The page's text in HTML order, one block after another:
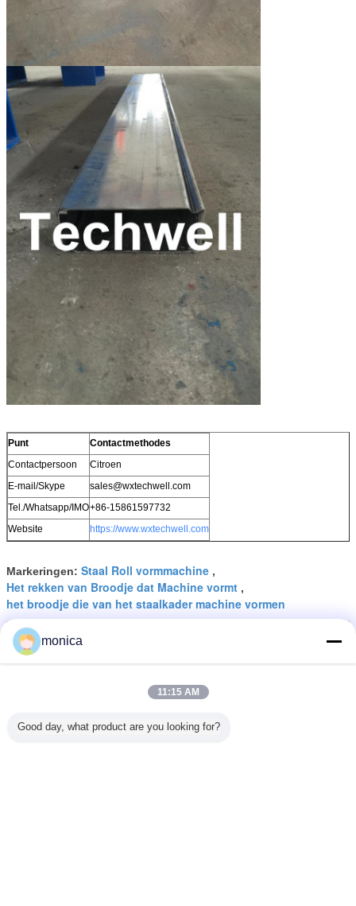
Punt
Contactmethodes
Contactpersoon
Citroen
E-mail/Skype
sales@wxtechwell.com
Tel./Whatsapp/IMO+86-15861597732
Website
https://www.wxtechwell.com
Markeringen: Staal Roll vormmachine ,
Het rekken van Broodje dat Machine vormt ,
het broodje die van het staalkader machine vormen
Het Broodje die van het de
Machine met de Hoofdmacht van
11KW en 70mm
monica
11:15 AM
Good day, what product are you looking for?